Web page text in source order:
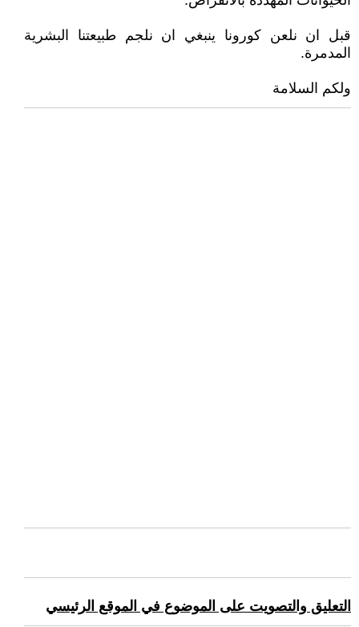
قبل ان نلعن كورونا ينبغي ان نلجم طبيعتنا البشرية
المدمرة.
ولكم السلامة
التعليق والتصويت على الموضوع في الموقع الرئيسي